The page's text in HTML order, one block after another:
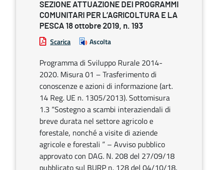
SEZIONE ATTUAZIONE DEI PROGRAMMI
COMUNITARI PER L’AGRICOLTURA E LA
PESCA 18 ottobre 2019, n. 193
Scarica Ascolta
Programma di Sviluppo Rurale 2014-
2020. Misura 01 – Trasferimento di
conoscenze e azioni di informazione (art.
14 Reg. UE n. 1305/2013). Sottomisura
1.3 “Sostegno a scambi interaziendali di
breve durata nel settore agricolo e
forestale, nonché a visite di aziende
agricole e forestali ” – Avviso pubblico
approvato con DAG. N. 208 del 27/09/18
pubblicato sul BURP n. 128 del 04/10/18.